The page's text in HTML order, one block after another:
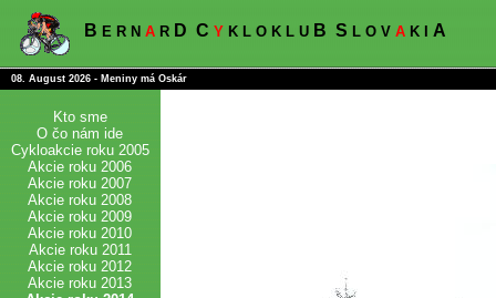
B E R N A R D C Y K L O K L U B S L O V A K I A
08. August 2026 - Meniny má Oskár
Kto sme
O čo nám ide
Cykloakcie roku 2005
Akcie roku 2006
Akcie roku 2007
Akcie roku 2008
Akcie roku 2009
Akcie roku 2010
Akcie roku 2011
Akcie roku 2012
Akcie roku 2013